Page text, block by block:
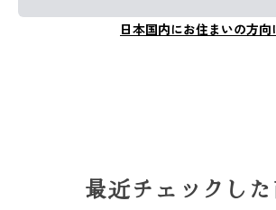
日本国内にお住まいの方向
最近チェックし